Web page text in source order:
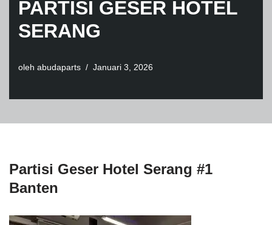
PARTISI GESER HOTEL
SERANG
oleh abudaparts Januari 3, 2026
Partisi Geser Hotel Serang #1
Banten